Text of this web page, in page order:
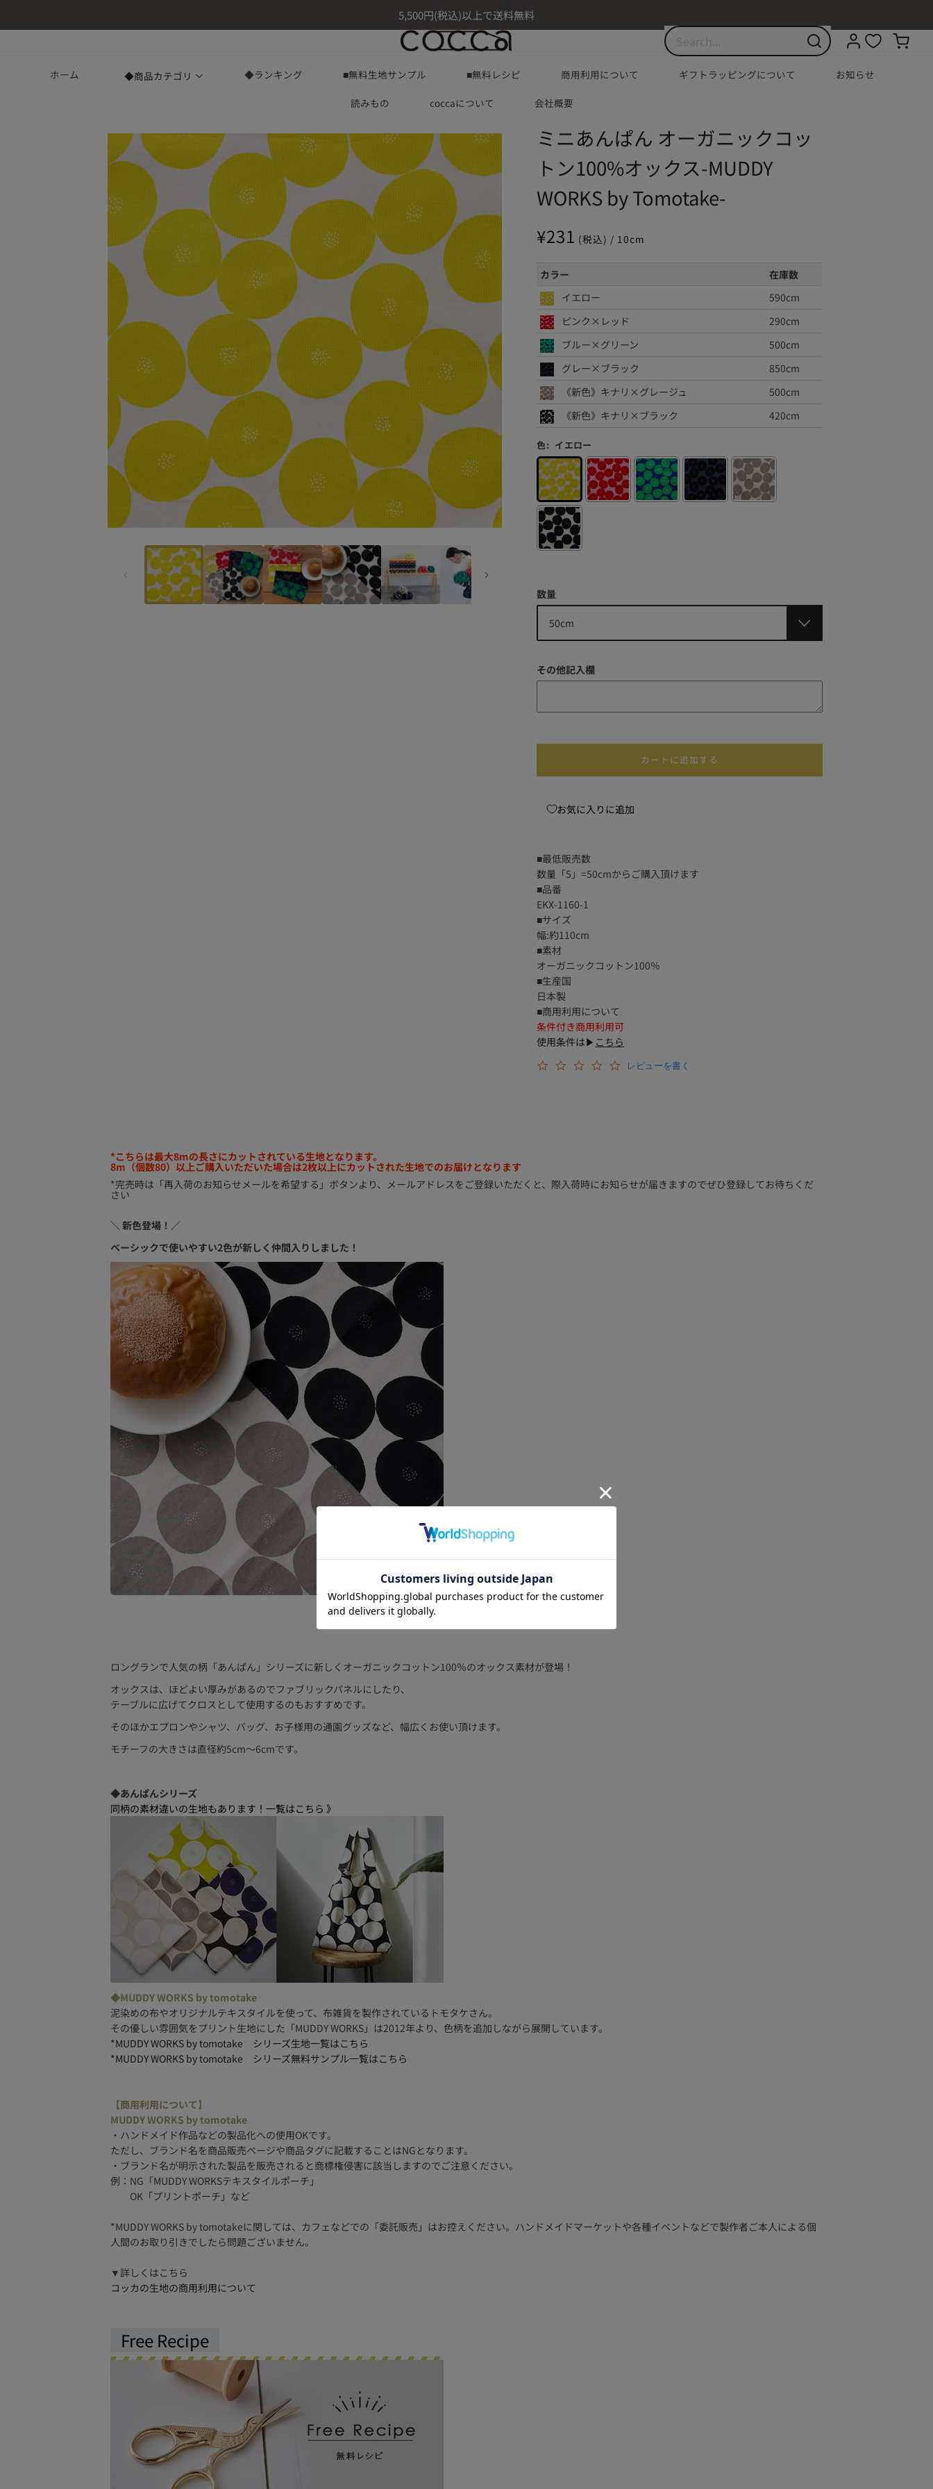
進む
5,500円(税込)以上で送料無料
ホーム ◆商品カテゴリ ◆ランキング ■無料生地サンプル ■無料レシピ 商用利用について ギフトラッピングについて お知らせ
読みもの coccaについて 会社概要
報にス
キップ
ミニあんぱん オーガニックコッ
トン100%オックス-MUDDY
WORKS by Tomotake-
通
常
格
¥231 (税込) / 10cm
カラー
在庫数
イエロー
590cm
ピンク×レッド
290cm
ブルー×グリーン
500cm
グレー×ブラック
850cm
《新色》キナリ×グレージュ
500cm
《新色》キナリ×ブラック
420cm
色: イエロー
数量
その他記入欄
カートに追加する
お気に入りに追加
■最低販売数
数量「5」=50cmからご購入頂けます
■品番
EKX-1160-1
■サイズ
幅:約110cm
■素材
オーガニックコットン100％
■生産国
日本製
■商用利用について
条件付き商用利用可
使用条件は▶ こちら
0
i
レビューを書く
*こちらは最大8mの長さにカットされている生地となります。
8m（個数80）以上ご購入いただいた場合は2枚以上にカットされた生地でのお届けとなります
*完売時は「再入荷のお知らせメールを希望する」ボタンより、メールアドレスをご登録いただくと、際入荷時にお知らせが届きますのでぜひ登録してお待ちくだ
さい
＼ 新色登場！／
ベーシックで使いやすい2色が新しく仲間入りしました！
ロングランで人気の柄「あんぱん」シリーズに新しくオーガニックコットン100％のオックス素材が登場！
オックスは、ほどよい厚みがあるのでファブリックパネルにしたり、
テーブルに広げてクロスとして使用するのもおすすめです。
そのほかエプロンやシャツ、バッグ、お子様用の通園グッズなど、幅広くお使い頂けます。
モチーフの大きさは直径約5cm～6cmです。
◆あんぱんシリーズ
同柄の素材違いの生地もあります！一覧はこちら 》
◆MUDDY WORKS by tomotake
泥染めの布やオリジナルテキスタイルを使って、布雑貨を製作されているトモタケさん。
その優しい雰囲気をプリント生地にした「MUDDY WORKS」は2012年より、色柄を追加しながら展開しています。
*MUDDY WORKS by tomotake シリーズ生地一覧はこちら
*MUDDY WORKS by tomotake シリーズ無料サンプル一覧はこちら
【商用利用について】
MUDDY WORKS by tomotake
・ハンドメイド作品などの製品化への使用OKです。
ただし、ブランド名を商品販売ページや商品タグに記載することはNGとなります。
・ブランド名が明示された製品を販売されると商標権侵害に該当しますのでご注意ください。
例：NG「MUDDY WORKSテキスタイルポーチ」
OK「プリントポーチ」など
*MUDDY WORKS by tomotakeに関しては、カフェなどでの「委託販売」はお控えください。ハンドメイドマーケットや各種イベントなどで製作者ご本人による個
人間のお取り引きでしたら問題ございません。
▼詳しくはこちら
コッカの生地の商用利用について
Free Recipe